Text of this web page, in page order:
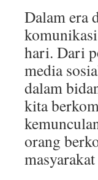
Dalam era
hari. Dari
media
dalam
kita
orang